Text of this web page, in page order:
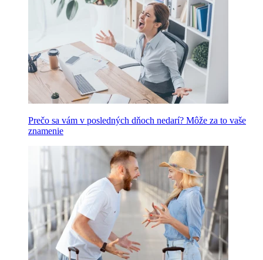
Prečo sa vám v posledných dňoch nedarí? Môže za to vaše
znamenie